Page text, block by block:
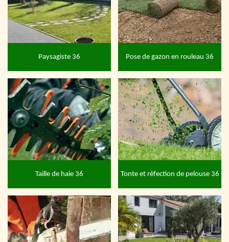
Paysagiste 36 Pose de gazon en rouleau 36
Taille de haie 36 Tonte et réfection de pelouse 36